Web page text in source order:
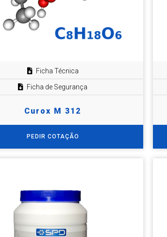
Ficha Técnica
Ficha de Segurança
Curox M 312
PEDIR COTAÇÃO